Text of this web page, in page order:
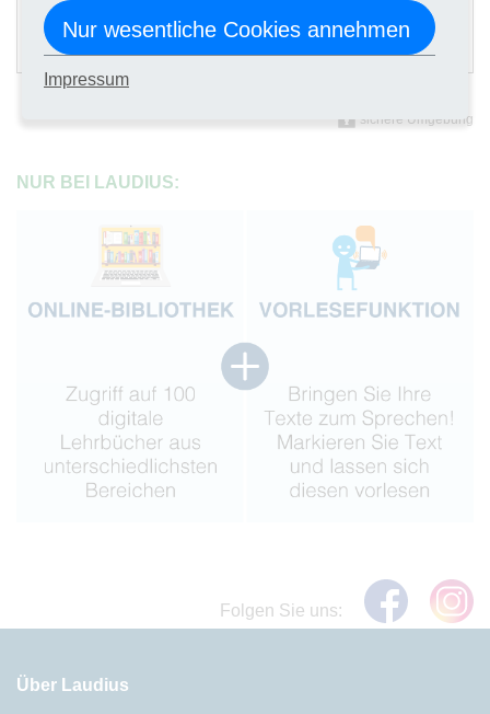
ANMELDEN
sichere Umgebung
NUR BEI LAUDIUS:
Folgen Sie uns:
Über Laudius
Nur wesentliche Cookies annehmen
Impressum